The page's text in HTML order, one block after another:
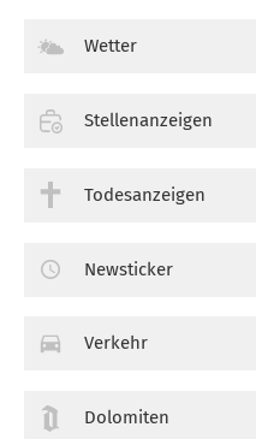
Wetter
Stellenanzeigen
Todesanzeigen
Newsticker
Verkehr
Dolomiten